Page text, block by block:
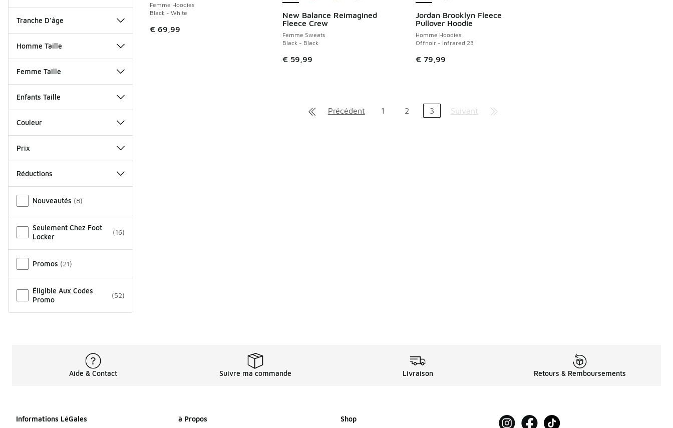
Tranche D'âge
Homme Taille
Femme Taille
Enfants Taille
Couleur
Prix
Réductions
Nouveautés (8)
Seulement Chez Foot
Locker
(16)
Promos (21)
Éligible Aux Codes
Promo
(52)
Femme Hoodies
Black - White
€ 69,99
New Balance Reimagined
Fleece Crew
Femme Sweats
Black - Black
€ 59,99
Jordan Brooklyn Fleece
Pullover Hoodie
Homme Hoodies
Offnoir - Infrared 23
€ 79,99
Précédent 1 2 3 Suivant
Aide & Contact Suivre ma commande Livraison Retours & Remboursements
Informations LéGales à Propos Shop